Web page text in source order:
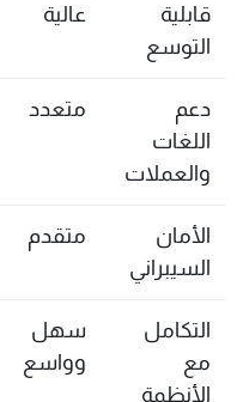
قابلية
التوسع
عالية
دعم
اللغات
والعملات
متعدد
الأمان
السيبراني
متقدم
التكامل
مع
الأنظمة
سهل
وواسع